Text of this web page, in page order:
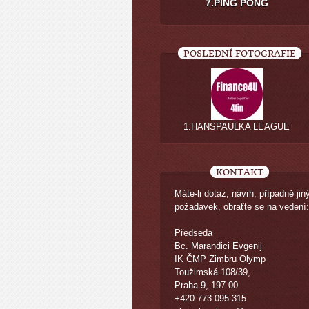
7.PING PONG
POSLEDNÍ FOTOGRAFIE
1.HANSPAULKA LEAGUE
KONTAKT
Máte-li dotaz, návrh, případně
požadavek, obraťte se na vedení:
Předseda
Bc. Marandici Evgenij
IK ČMP Zimbru Olymp
Toužimská 108/39,
Praha 9, 197 00
+420 773 095 315